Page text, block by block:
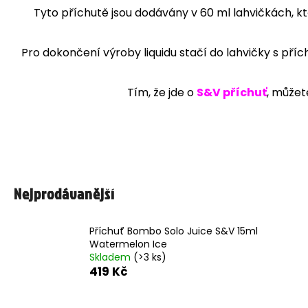
Tyto příchutě jsou dodávány v 60 ml lahvičkách,
Pro dokončení výroby liquidu stačí do lahvičky s
Tím, že jde o S&V příchuť,
Nejprodávanější
Příchuť Bombo Solo Juice S&V 15ml
Watermelon Ice
Skladem (>3 ks)
419 Kč
95 Kč